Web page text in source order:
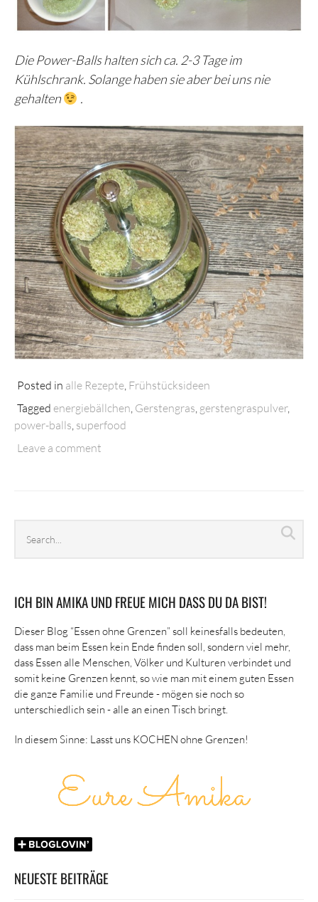
Die Power-Balls halten sich ca. 2-3 Tage im
Kühlschrank. Solange haben sie aber bei uns nie
gehalten
.
Posted in alle Rezepte Frühstücksideen
Tagged energiebällchen Gerstengras gerstengraspulver,
power-balls superfood
Leave a comment
archives
ICH BIN AMIKA UND FREUE MICH DASS DU DA BIST!
Dieser Blog “Essen ohne Grenzen” soll keinesfalls bedeuten,
dass man beim Essen kein Ende finden soll, sondern viel mehr,
dass Essen alle Menschen, Völker und Kulturen verbindet und
somit keine Grenzen kennt, so wie man mit einem guten Essen
die ganze Familie und Freunde - mögen sie noch so
unterschiedlich sein - alle an einen Tisch bringt.
In diesem Sinne: Lasst uns KOCHEN ohne Grenzen!
NEUESTE BEITRÄGE